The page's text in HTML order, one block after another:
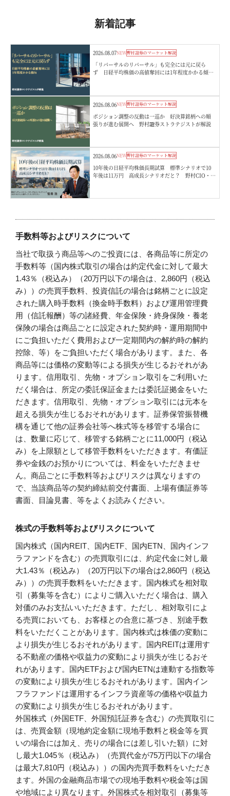
新着記事
2026.08.07NEW野村證券のマーケット解説
「リバーサルのリバーサル」も完全には元に戻ら
ず 日経平均株価の高値奪回には1年程度かかる傾
2026.08.06NEW野村證券のマーケット解説
ポジション調整の反動は一巡か 好決算銘柄への順
張りが進む展開へ 野村證券ストラテジストが解説
2026.08.06NEW野村證券のマーケット解説
10年後の日経平均株価長期試算 標準シナリオで10
年後は11万円 高成長シナリオだと？ 野村CIO・宮
手数料等およびリスクについて
当社で取扱う商品等へのご投資には、各商品等に所定の
手数料等（国内株式取引の場合は約定代金に対して最大
1.43％（税込み）（20万円以下の場合は、2,860円（税込
み））の売買手数料、投資信託の場合は銘柄ごとに設定
された購入時手数料（換金時手数料）および運用管理費
用（信託報酬）等の諸経費、年金保険・終身保険・養老
保険の場合は商品ごとに設定された契約時・運用期間中
にご負担いただく費用および一定期間内の解約時の解約
控除、等）をご負担いただく場合があります。また、各
商品等には価格の変動等による損失が生じるおそれがあ
ります。信用取引、先物・オプション取引をご利用いた
だく場合は、所定の委託保証金または委託証拠金をいた
だきます。信用取引、先物・オプション取引には元本を
超える損失が生じるおそれがあります。証券保管振替機
構を通じて他の証券会社等へ株式等を移管する場合に
は、数量に応じて、移管する銘柄ごとに11,000円（税込
み）を上限額として移管手数料をいただきます。有価証
券や金銭のお預かりについては、料金をいただきませ
ん。商品ごとに手数料等およびリスクは異なりますの
で、当該商品等の契約締結前交付書面、上場有価証券等
書面、目論見書、等をよくお読みください。
株式の手数料等およびリスクについて
国内株式（国内REIT、国内ETF、国内ETN、国内インフ
ラファンドを含む）の売買取引には、約定代金に対し最
大1.43％（税込み）（20万円以下の場合は2,860円（税込
み））の売買手数料をいただきます。国内株式を相対取
引（募集等を含む）によりご購入いただく場合は、購入
対価のみお支払いいただきます。ただし、相対取引によ
る売買においても、お客様との合意に基づき、別途手数
料をいただくことがあります。国内株式は株価の変動に
より損失が生じるおそれがあります。国内REITは運用す
る不動産の価格や収益力の変動により損失が生じるおそ
れがあります。国内ETFおよび国内ETNは連動する指数等
の変動により損失が生じるおそれがあります。国内イン
フラファンドは運用するインフラ資産等の価格や収益力
の変動により損失が生じるおそれがあります。
外国株式（外国ETF、外国預託証券を含む）の売買取引に
は、売買金額（現地約定金額に現地手数料と税金等を買
いの場合には加え、売りの場合には差し引いた額）に対
し最大1.045％（税込み）（売買代金が75万円以下の場合
は最大7,810円（税込み））の国内売買手数料をいただき
ます。外国の金融商品市場での現地手数料や税金等は国
や地域により異なります。外国株式を相対取引（募集等